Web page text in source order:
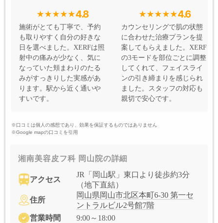
4.8
施術がとても丁寧で、予約
も取りやすく自分の好きな
日を選べました。XERFは照
射中の痛みが少なく、気に
なっていた頬まわりのたる
みがすっきりした実感があ
ります。駅から近く通いや
すいです。
4.6
カウンセリングで肌の状態
に合わせた治療プランを提
案してもらえました。XERF
の3モードを部位ごとに調整
してくれて、フェイスライ
ンの引き締まりを感じられ
ました。スタッフの対応も
親切で安心です。
※口コミは個人の感想であり、効果を保証するものではありません
※Google mapの口コミを引用
湘南美容皮フ科 岡山院の詳細
アクセス
JR「岡山駅」東口より徒歩約3分
（地下直結）
住所
岡山県岡山市北区本町6-30 第一セ
ントラルビル2号館7階
営業時間
9:00～18:00